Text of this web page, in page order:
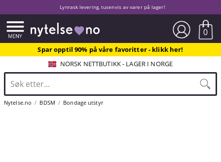
Lynrask levering, tusenvis av varer på lager!
0
Spar opptil 90% på våre favoritter - klikk her!
NORSK NETTBUTIKK - LAGER I NORGE
Nytelse.no BDSM Bondage utstyr